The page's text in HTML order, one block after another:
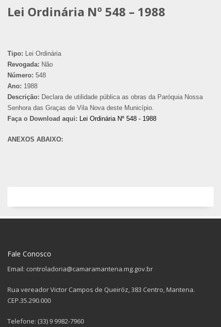
Lei Ordinária Nº 548 – 1988
Tipo: Lei Ordinária
Revogada: Não
Número: 548
Ano: 1988
Descrição: Declara de utilidade pública as obras da Paróquia Nossa
Senhora das Graças de Vila Nova deste Município.
Faça o Download aqui: Lei Ordinária Nº 548 - 1988
ANEXOS ABAIXO:
Fale Conosco
Email: controladoria@camaramantena.mg.gov.br
Rua vereador Victor Campos de Queiróz, 383 Centro, Mantena.
CEP.35.290.000
Telefone: (33) 9 9982-7960